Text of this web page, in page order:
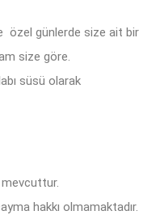
özel günlerde size ait bir
size göre.
süsü olarak
hakkı olmamaktadır.